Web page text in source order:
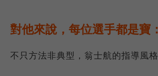
對他來說，每位選手都是寶
不只方法非典型，翁士航的指導風